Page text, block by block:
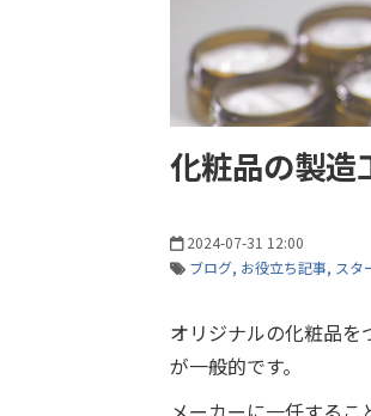
化粧品の製造
2024-07-31 12:00
ブログ お役立ち記事 スタ
オリジナルの化粧品を
が一般的です。